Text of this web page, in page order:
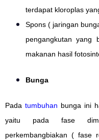
terdapat kloroplas
Spons ( jaringan
pengangkutan yang
makanan hasil
Bunga
Pada tumbuhan bunga ini
yaitu pada fase
perkembangbiakan ( fase